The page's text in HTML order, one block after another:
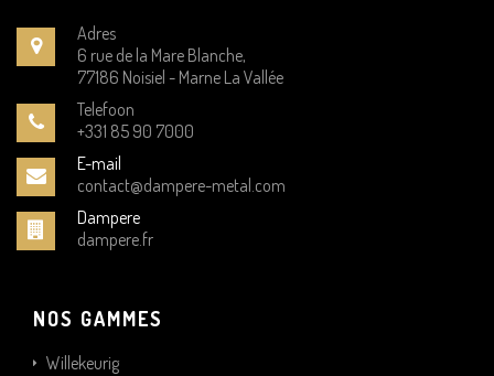
Adres
6 rue de la Mare Blanche,
77186 Noisiel - Marne La Vallée
Telefoon
+331 85 90 7000
E-mail
contact@dampere-metal.com
Dampere
dampere.fr
NOS GAMMES
Willekeurig